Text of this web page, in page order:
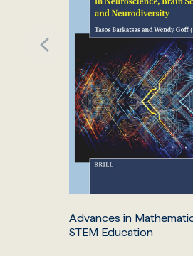
Advances in
STEM Education